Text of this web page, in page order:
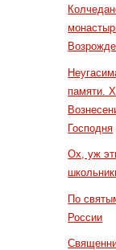
памяти.
Господня
Ох, уж
По
России